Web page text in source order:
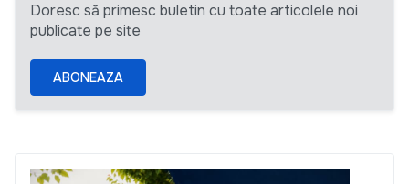
Doresc să primesc buletin cu toate articolele noi
publicate pe site
ABONEAZA